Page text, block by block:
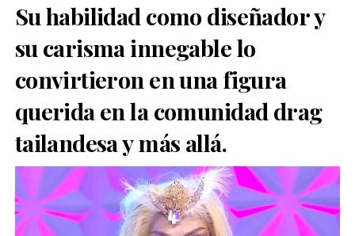
Su habilidad como diseñador y
su carisma innegable lo
convirtieron en una figura
querida en la comunidad drag
tailandesa y más allá.